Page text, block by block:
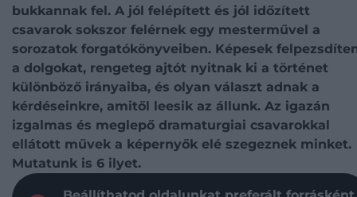
bukkannak fel. A jól felépített és jól időzített
csavarok sokszor felérnek egy mesterművel a
sorozatok forgatókönyveiben. Képesek
a dolgokat, rengeteg ajtót nyitnak ki a történet
különböző irányaiba, és olyan választ adnak a
kérdéseinkre, amitől leesik az állunk. Az igazán
izgalmas és meglepő dramaturgiai csavarokkal
ellátott művek a képernyők elé szegeznek minket.
Mutatunk is 6 ilyet.